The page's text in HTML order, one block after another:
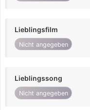
Lieblingsfilm
Nicht angegeben
Lieblingssong
Nicht angegeben